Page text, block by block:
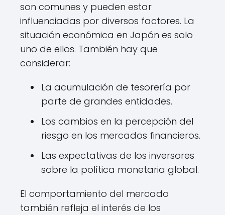
son comunes y pueden estar
influenciadas por diversos factores. La
situación económica en Japón es solo
uno de ellos. También hay que
considerar:
La acumulación de tesorería por
parte de grandes entidades.
Los cambios en la percepción del
riesgo en los mercados financieros.
Las expectativas de los inversores
sobre la política monetaria global.
El comportamiento del mercado
también refleja el interés de los